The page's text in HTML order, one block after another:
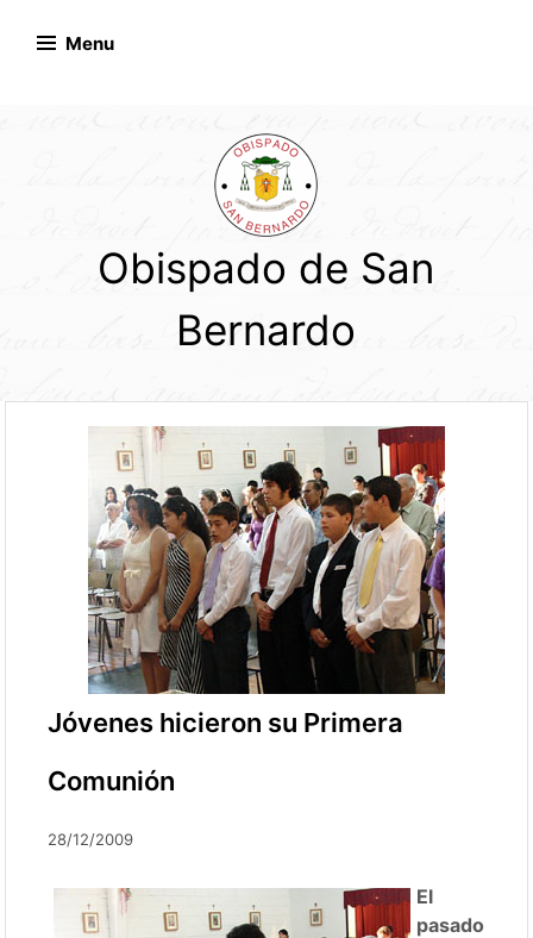
Menu
Obispado de San
Bernardo
Jóvenes hicieron su Primera
Comunión
28/12/2009
El
pasado